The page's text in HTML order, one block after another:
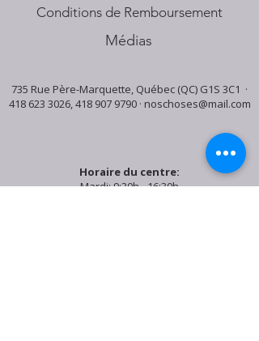
Conditions de Remboursement
Médias
735 Rue Père-Marquette, Québec (QC) G1S 3C1 ·
418 623 3026,418 907 9790· noschoses@mail.com
Horaire du centre:
Mardi: 9:30h - 16:30h